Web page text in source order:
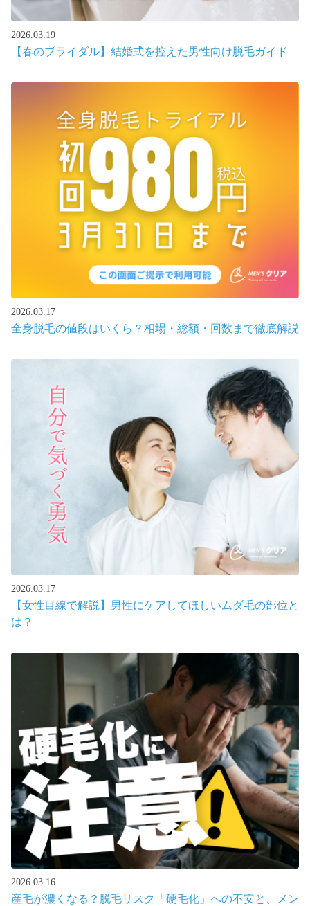
2026.03.19
【春のブライダル】結婚式を控えた男性向け脱毛ガイド
2026.03.17
全身脱毛の値段はいくら？相場・総額・回数まで徹底解説
2026.03.17
【女性目線で解説】男性にケアしてほしいムダ毛の部位と
は？
2026.03.16
産毛が濃くなる？脱毛リスク「硬毛化」への不安と、メン